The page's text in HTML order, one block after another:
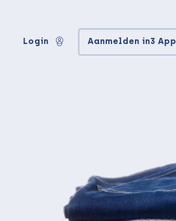
Login Aanmelden in3 App